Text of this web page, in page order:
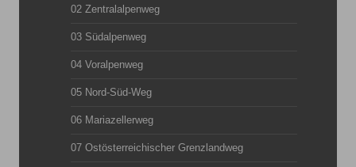
02 Zentralalpenweg
03 Südalpenweg
04 Voralpenweg
05 Nord-Süd-Weg
06 Mariazellerweg
07 Ostösterreichischer Grenzlandweg